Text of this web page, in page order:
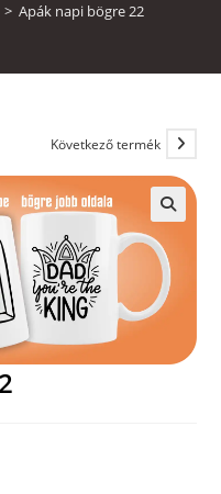
> Apák napi bögre 22
Következő termék